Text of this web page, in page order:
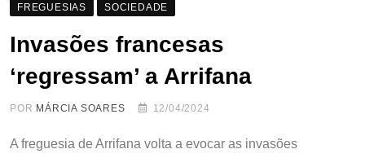
FREGUESIAS SOCIEDADE
Invasões francesas
‘regressam’ a Arrifana
POR MÁRCIA SOARES 12/04/2024
A freguesia de Arrifana volta a evocar as invasões